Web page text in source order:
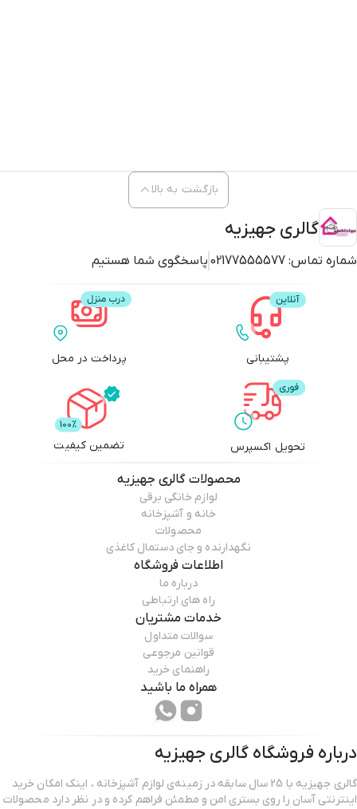
گالری جهیزیه
شماره تماس: 02177555577 پاسخگوی شما هستیم
بازگشت به بالا
پشتیبانی پرداخت در محل
تحویل اکسپرس تضمین کیفیت
محصولاتگالری جهیزیه
لوازم خانگی برقی
خانه و آشپزخانه
محصولات
نگهدارنده و جای دستمال کاغذی
اطلاعات فروشگاه
درباره ما
راه های ارتباطی
خدمات مشتریان
سوالات متداول
قوانین مرجوعی
راهنمای خرید
همراه ما باشید
درباره فروشگاه گالری جهیزیه
گالری جهیزیه با 25 سال سابقه در زمینه‌ی لوازم آشپزخانه ، اینک امکان خرید
اینترنتی آسان را روی بستری امن و مطمئن فراهم کرده و در نظر دارد محصولات